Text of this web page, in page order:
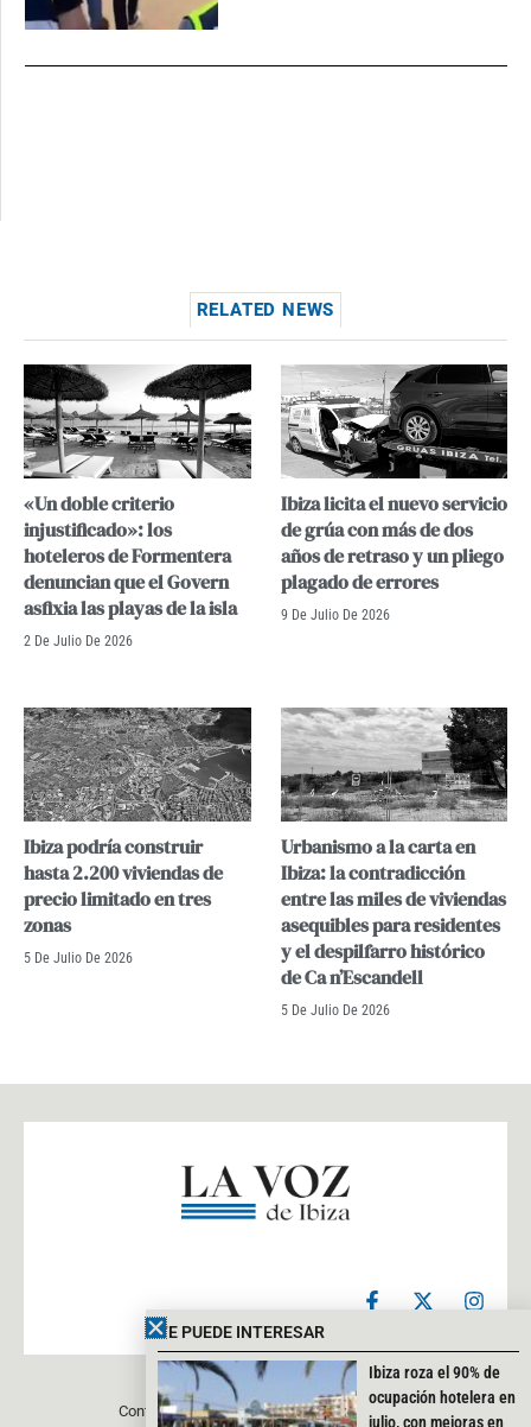
RELATED NEWS
«Un doble criterio
injustificado»: los
hoteleros de Formentera
denuncian que el Govern
asfixia las playas de la isla
2 De Julio De 2026
Ibiza licita el nuevo servicio
de grúa con más de dos
años de retraso y un pliego
plagado de errores
9 De Julio De 2026
Ibiza podría construir
hasta 2.200 viviendas de
precio limitado en tres
zonas
5 De Julio De 2026
Urbanismo a la carta en
Ibiza: la contradicción
entre las miles de viviendas
asequibles para residentes
y el despilfarro histórico
de Ca n’Escandell
5 De Julio De 2026
F
a
e
b
o
o
X
-
w
i
t
t
I
n
t
a
g
r
Contacto Aviso legal Política de privacidad
TE PUEDE INTERESAR
Ibiza roza el 90% de
ocupación hotelera en
julio, con mejoras en